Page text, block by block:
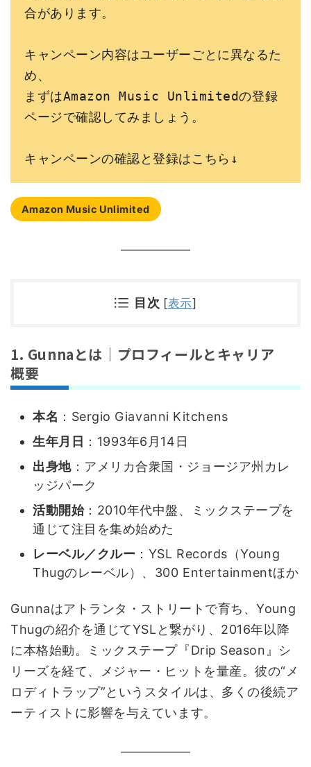
合があります。
キャンペーン内容はユーザーごとに異なるた
め、
まずはAmazon Music Unlimitedの登録
ページで確認してみましょう。
キャンペーンの確認と登録はこちら↓
Amazon Music Unlimited
目次 [表示]
1. Gunnaとは｜プロフィールとキャリア
概要
本名 ：Sergio Giavanni Kitchens
生年月日 ：1993年6月14日
出身地：アメリカ合衆国・ジョージア州カレ
ッジパーク
活動開始：2010年代中盤、ミックステープを
通じて注目を集め始めた
レーベル／クルー ：YSL Records（Young
Thugのレーベル）、300 Entertainmentほか
Gunnaはアトランタ・ストリートで育ち、Young
Thugの紹介を通じてYSLと繋がり、2016年以降
に本格始動。ミックステープ『Drip Season』シ
リーズを経て、メジャー・ヒットを量産。彼の“メ
ロディトラップ”というスタイルは、多くの後続ア
ーティストに影響を与えています。